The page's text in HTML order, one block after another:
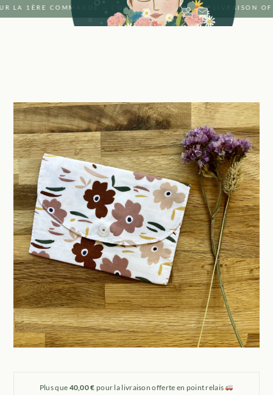
LA 1ÈRE COMMANDE — CODE : SAVON · LIVRAISON
Plus que 40,00 € pour la livraison offerte en point relais